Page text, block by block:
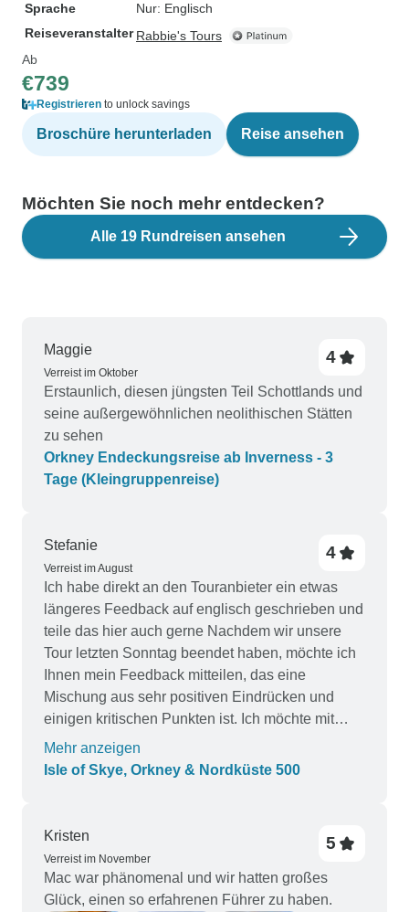
Sprache
Nur: Englisch
Reiseveranstalter Rabbie's Tours
Ab
€739
Registrieren to unlock savings
Broschüre herunterladen Reise ansehen
Möchten Sie noch mehr entdecken?
Alle 19 Rundreisen ansehen
Maggie
Verreist im Oktober
4
Erstaunlich, diesen jüngsten Teil Schottlands und
seine außergewöhnlichen neolithischen Stätten
zu sehen
Orkney Endeckungsreise ab Inverness - 3
Tage (Kleingruppenreise)
Stefanie
Verreist im August
4
Ich habe direkt an den Touranbieter ein etwas
längeres Feedback auf englisch geschrieben und
teile das hier auch gerne Nachdem wir unsere
Tour letzten Sonntag beendet haben, möchte ich
Ihnen mein Feedback mitteilen, das eine
Mischung aus sehr positiven Eindrücken und
einigen kritischen Punkten ist. Ich möchte mit
dem positivsten Aspekt der Reise beginnen:
unserem Reiseleiter Tom. Er hat hervorragende
Gruppe erfüllt wurden - sei es in Bezug auf die
Häufigkeit und Länge der Pausen, die Auswahl
der Aktivitäten oder die Empfehlungen für das
Abendessen. Sowohl aus der Sicht meiner
Mehr anzeigen
Isle of Skye, Orkney & Nordküste 500
Kristen
Verreist im November
5
Mac war phänomenal und wir hatten großes
Glück, einen so erfahrenen Führer zu haben.